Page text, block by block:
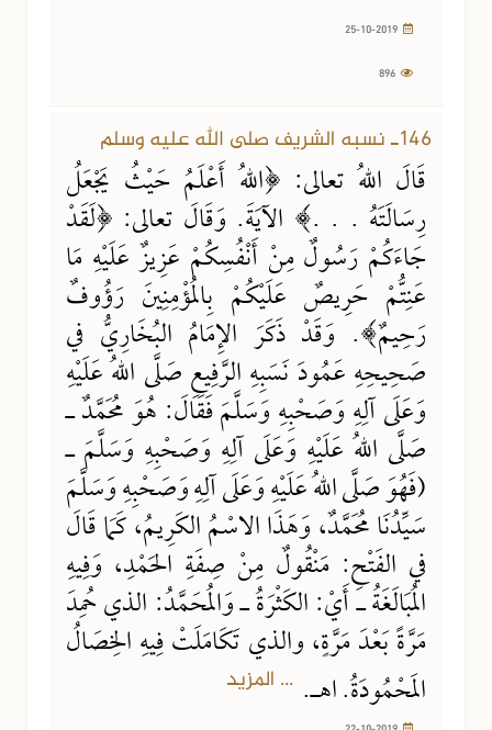
146ـ نسبه الشريف صلى الله عليه وسلم
قَالَ اللهُ تعالى: ﴿اللهُ أَعْلَمُ حَيْثُ يَجْعَلُ
رِسَالَتَهُ . . .﴾ الآيَةَ. وَقَالَ تعالى: ﴿لَقَدْ
جَاءَكُمْ رَسُولٌ مِنْ أَنْفُسِكُمْ عَزِيزٌ عَلَيْهِ مَا
عَنِتُّمْ حَرِيصٌ عَلَيْكُمْ بِالمُؤْمِنِينَ رَؤُوفٌ
رَحِيمٌ﴾. وَقَدْ ذَكَرَ الإِمَامُ البُخَارِيُّ في
صَحِيحِهِ عَمُودَ نَسَبِهِ الرَّفِيعِ صَلَّى اللهُ عَلَيْهِ
وَعَلَى آلِهِ وَصَحْبِهِ وَسَلَّمَ فَقَالَ: هُوَ مُحَمَّدٌ ـ
صَلَّى اللهُ عَلَيْهِ وَعَلَى آلِهِ وَصَحْبِهِ وَسَلَّمَ ـ
(فَهُوَ صَلَّى اللهُ عَلَيْهِ وَعَلَى آلِهِ وَصَحْبِهِ وَسَلَّمَ
سَيِّدُنَا مُحَمَّدٌ، وَهَذَا الاسْمُ الكَرِيمُ، كَمَا قَالَ
في الفَتْحِ: مَنْقُولٌ مِنْ صِفَةِ الحَمْدِ، وَفِيهِ
المُبَالَغَةُ ـ أَيْ: الكَثْرَةُ ـ وَالمُحَمَّدُ: الذي حُمِدَ
مَرَّةً بَعْدَ مَرَّةٍ، والذي تَكَامَلَتْ فِيهِ الخِصَالُ
المَحْمُودَةُ. اهـ. ... المزيد